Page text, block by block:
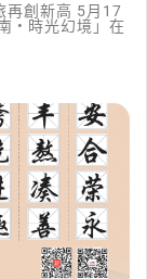
再創新高 5月17
• 時光幻境」在